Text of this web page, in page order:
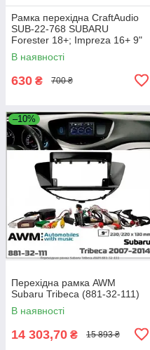
Рамка перехідна CraftAudio
SUB-22-768 SUBARU
Forester 18+; Impreza 16+ 9"
В наявності
630 ₴ 700 ₴
–10%
Перехідна рамка AWM
Subaru Tribeca (881-32-111)
В наявності
14 303,70 ₴ 15 893 ₴